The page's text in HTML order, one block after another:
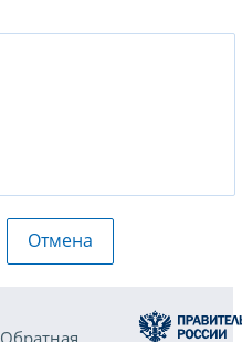
Отмена
Обратная